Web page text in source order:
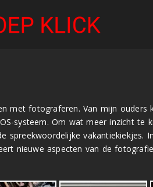
met fotograferen. Van mijn ouders
systeem. Om wat meer inzicht
spreekwoordelijke
nieuwe aspecten van de